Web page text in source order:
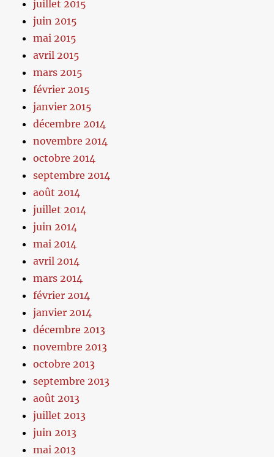
juillet 2015
juin 2015
mai 2015
avril 2015
mars 2015
février 2015
janvier 2015
décembre 2014
novembre 2014
octobre 2014
septembre 2014
août 2014
juillet 2014
juin 2014
mai 2014
avril 2014
mars 2014
février 2014
janvier 2014
décembre 2013
novembre 2013
octobre 2013
septembre 2013
août 2013
juillet 2013
juin 2013
mai 2013